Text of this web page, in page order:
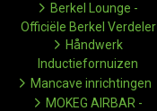
Berkel Lounge -
Officiële Berkel Verdeler
Håndwerk
Inductiefornuizen
Mancave inrichtingen
MOKEG AIRBAR -